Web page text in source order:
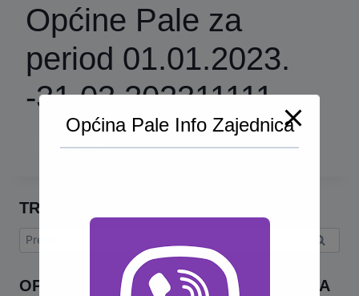
Općine Pale za
period 01.01.2023.
-31.03.202311111
TRAŽI
Pretraga:
OPĆINA PALE INFO – VIBER ZAJEDNICA
Općina Pale Info Zajednica